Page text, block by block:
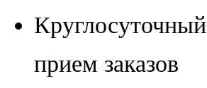
Круглосуточный
прием заказов